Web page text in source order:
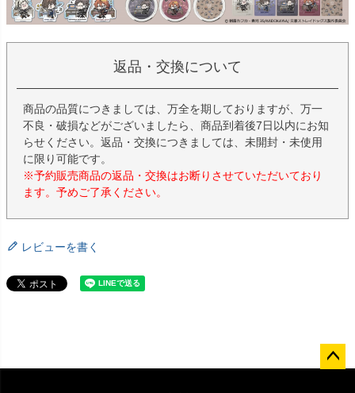
返品・交換について
商品の品質につきましては、万全を期しておりますが、万一
不良・破損などがございましたら、商品到着後7日以内にお知
らせください。返品・交換につきましては、未開封・未使用
に限り可能です。
※予約販売商品の返品・交換はお断りさせていただいており
ます。予めご了承ください。
レビューを書く